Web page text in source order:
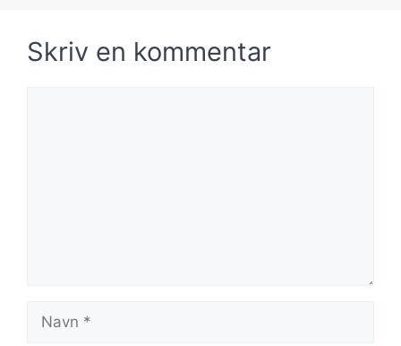
Skriv en kommentar